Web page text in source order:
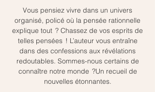
Vous pensiez vivre dans un univers
organisé, policé où la pensée rationnelle
explique tout ? Chassez de vos esprits de
telles pensées ! L’auteur vous entraîne
dans des confessions aux révélations
redoutables. Sommes-nous certains de
connaître notre monde ?Un recueil de
nouvelles étonnantes.